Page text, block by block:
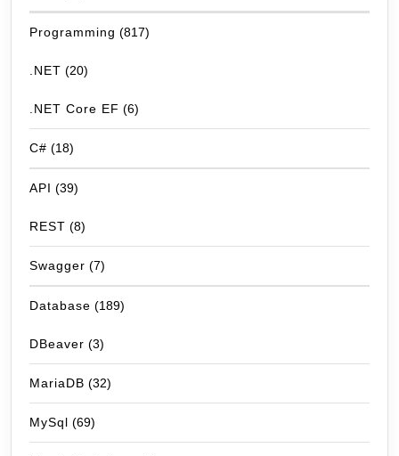
Programming (817)
.NET (20)
.NET Core EF (6)
C# (18)
API (39)
REST (8)
Swagger (7)
Database (189)
DBeaver (3)
MariaDB (32)
MySql (69)